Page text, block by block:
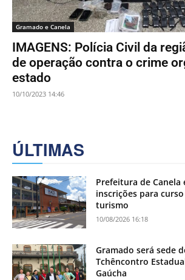
Gramado e Canela
IMAGENS: Polícia Civil da
de operação contra o crime
estado
10/10/2023 14:46
ÚLTIMAS
Prefeitura de Canela
inscrições para
turismo
10/08/2026 16:18
Gramado será sede
Tchêncontro
Gaúcha